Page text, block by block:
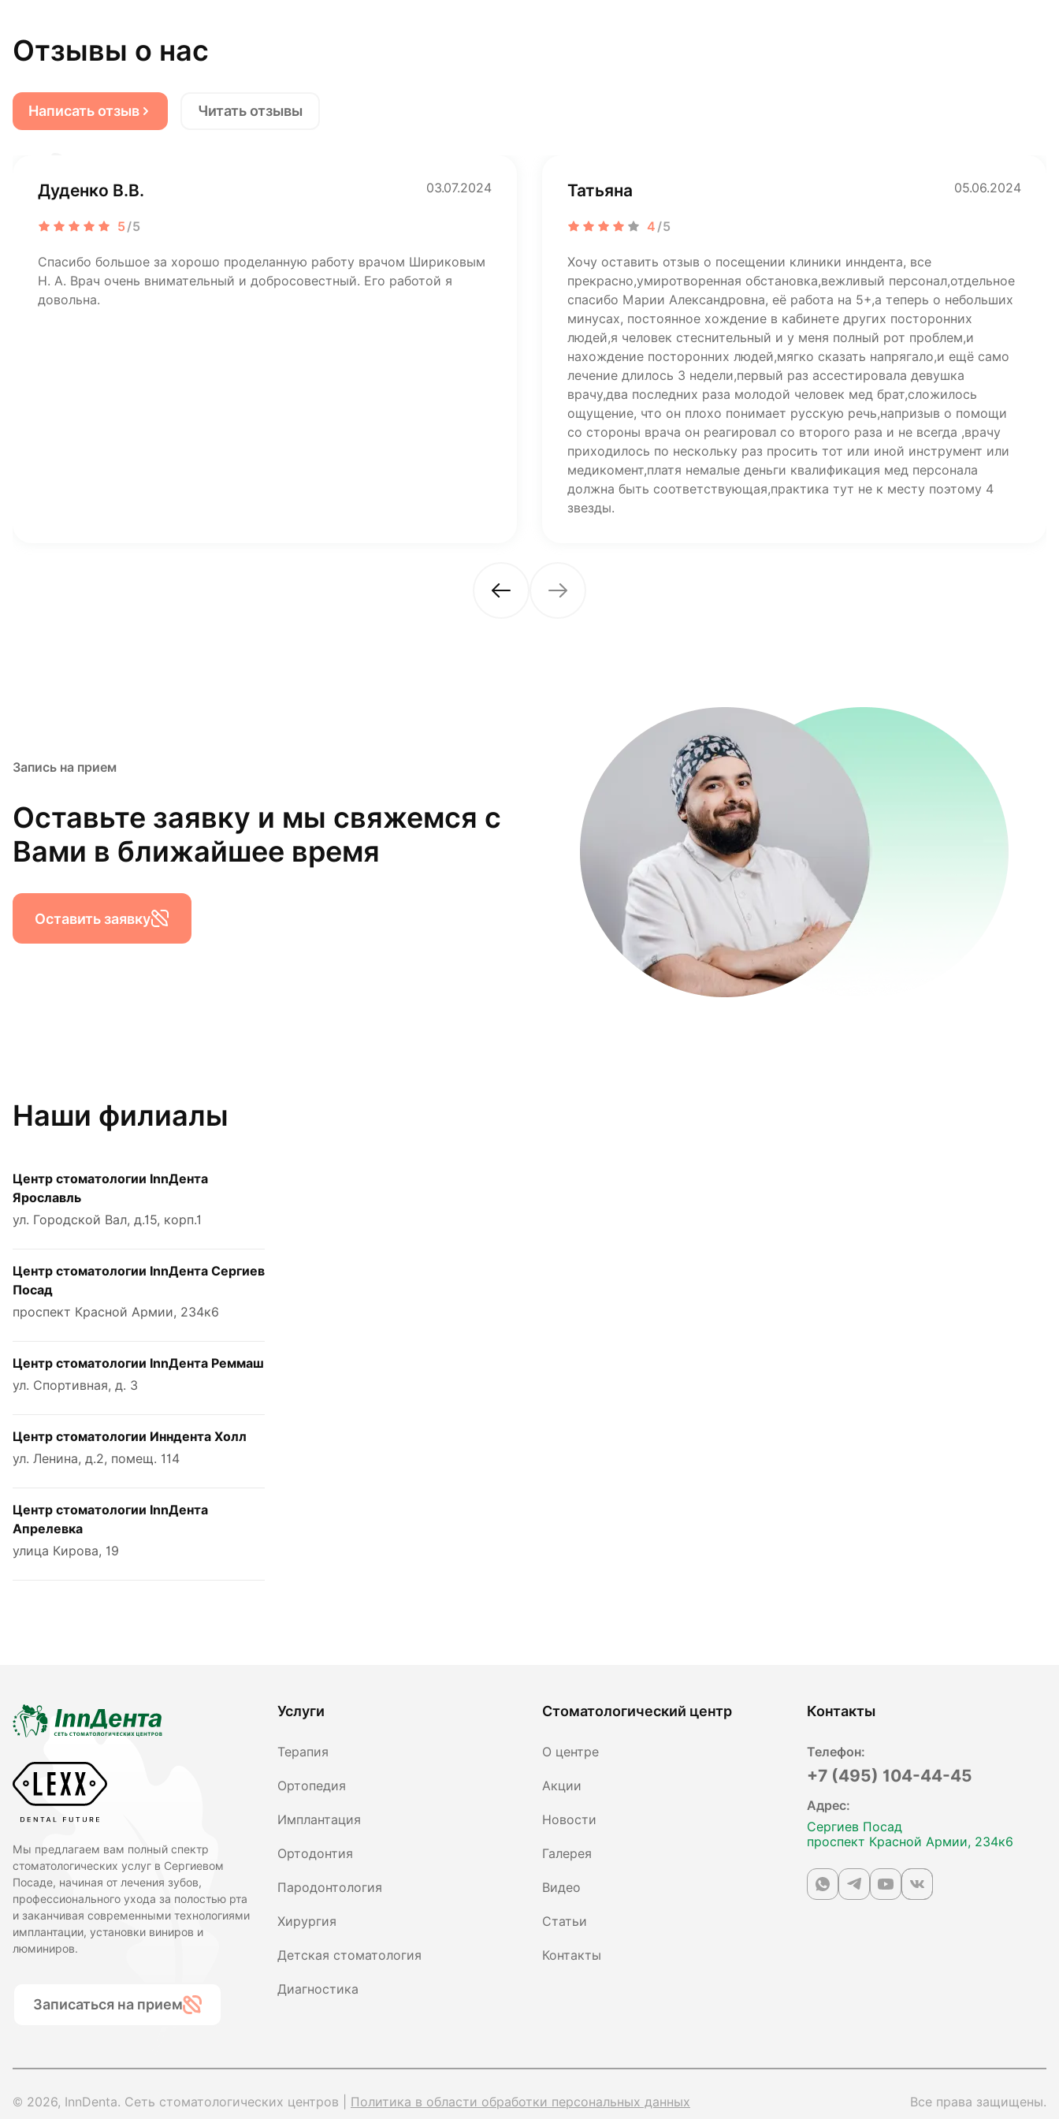
Отзывы о нас
Написать отзыв Читать отзывы
Дуденко В.В. 03.07.2024
5/5
Спасибо большое за хорошо проделанную работу врачом Шириковым
Н. А. Врач очень внимательный и добросовестный. Его работой я
довольна.
Татьяна 05.06.2024
4 /5
Хочу оставить отзыв о посещении клиники инндента, все
прекрасно,умиротворенная обстановка,вежливый персонал,отдельное
спасибо Марии Александровна, её работа на 5+,а теперь о небольших
минусах, постоянное хождение в кабинете других посторонних
людей,я человек стеснительный и у меня полный рот проблем,и
нахождение посторонних людей,мягко сказать напрягало,и ещё само
лечение длилось 3 недели,первый раз ассестировала девушка
врачу,два последних раза молодой человек мед брат,сложилось
ощущение, что он плохо понимает русскую речь,напризыв о помощи
со стороны врача он реагировал со второго раза и не всегда ,врачу
приходилось по нескольку раз просить тот или иной инструмент или
медикомент,платя немалые деньги квалификация мед персонала
должна быть соответствующая,практика тут не к месту поэтому 4
звезды.
Запись на прием
Оставьте заявку и мы свяжемся с
Вами в ближайшее время
Оставить заявку
Наши филиалы
Центр стоматологии InnДента
Ярославль
ул. Городской Вал, д.15, корп.1
Центр стоматологии InnДента Сергиев
Посад
проспект Красной Армии, 234к6
Центр стоматологии InnДента Реммаш
ул. Спортивная, д. 3
Центр стоматологии Инндента Холл
ул. Ленина, д.2, помещ. 114
Центр стоматологии InnДента
Апрелевка
улица Кирова, 19
Мы предлагаем вам полный спектр
стоматологических услуг в Сергиевом
Посаде, начиная от лечения зубов,
профессионального ухода за полостью рта
и заканчивая современными технологиями
имплантации, установки виниров и
люминиров.
Записаться на прием
Услуги
Терапия
Ортопедия
Имплантация
Ортодонтия
Пародонтология
Хирургия
Детская стоматология
Диагностика
Стоматологический центр
О центре
Акции
Новости
Галерея
Видео
Статьи
Контакты
Контакты
Телефон:
+7 (495) 104-44-45
Адрес:
Сергиев Посад
проспект Красной Армии, 234к6
© 2026, InnDenta. Сеть стоматологических центров | Политика в области обработки персональных данных Все права защищены.